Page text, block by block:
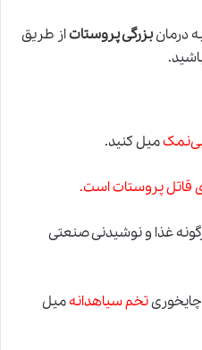
درمانبزرگی پروستاتاز طریق
میل کنید.
قاتل پروستات است.
غذا و نوشیدنی صنعتی
تخم سیاهدانهمیل